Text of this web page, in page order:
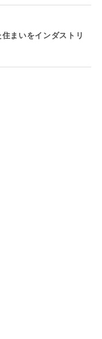
まいをインダストリ